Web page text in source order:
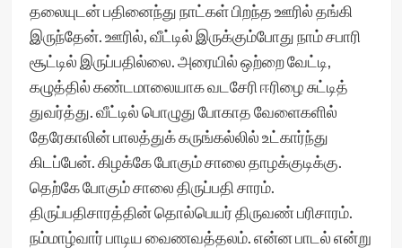
தலையுடன் பதினைந்து நாட்கள் பிறந்த ஊரில் தங்கி
இருந்தேன். ஊரில், வீட்டில் இருக்கும்போது நாம் சபாரி
சூட்டில் இருப்பதில்லை. அரையில் ஒற்றை வேட்டி,
கழுத்தில் கண்டமாலையாக வடசேரி ஈரிழை சுட்டித்
துவர்த்து. வீட்டில் பொழுது போகாத வேளைகளில்
தேரேகாலின் பாலத்துக் கருங்கல்லில் உட்கார்ந்து
கிடப்பேன். கிழக்கே போகும் சாலை தாழக்குடிக்கு.
தெற்கே போகும் சாலை திருப்பதி சாரம்.
திருப்பதிசாரத்தின் தொல்பெயர் திருவண் பரிசாரம்.
நம்மாழ்வார் பாடிய வைணவத்தலம். என்ன பாடல் என்று